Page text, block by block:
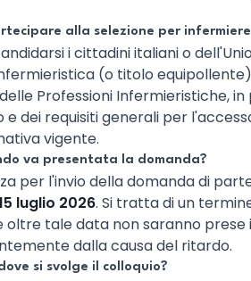
alla selezione per infermiere
i cittadini italiani o
(o titolo
Professioni Infermieristiche,
e dei requisiti generali per
vigente.
va presentata la domanda?
per l'invio della domanda di
luglio 2026. Si tratta di un
oltre tale data non saranno prese
dalla causa del ritardo.
si svolge il colloquio?